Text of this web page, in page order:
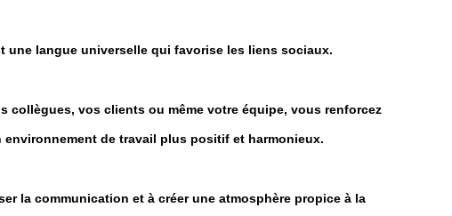
une langue universelle qui favorise les liens sociaux.
collègues, vos clients ou même votre équipe, vous renforcez
de travail plus positif et harmonieux.
la communication et à créer une atmosphère propice à la